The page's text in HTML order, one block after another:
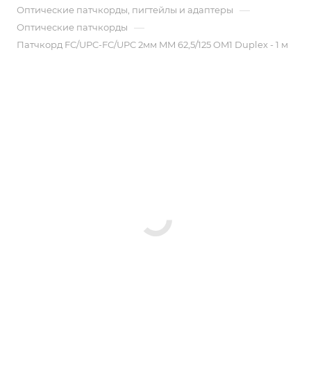
Оптические патчкорды, пигтейлы и адаптеры —
Оптические патчкорды —
Патчкорд FC/UPC-FC/UPC 2мм MM 62,5/125 OM1 Duplex - 1 м